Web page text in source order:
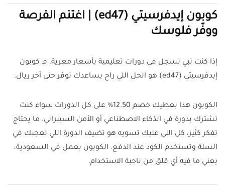
كوبون إيدفرسيتي (ed47) | اغتنم الفرصة
ووفّر فلوسك
إذا كنت تبي تسجل في دورات تعليمية بأسعار مغرية، فـ كوبون
إيدفرسيتي (ed47) هو الحل اللي راح يساعدك توفر حتى آخر ريال.
الكوبون هذا يعطيك خصم 12.50% على كل الدورات سواء كنت
تشترك بدورة في الذكاء الاصطناعي أو الأمن السيبراني. ما يحتاج
تفكر كثير، كل اللي عليك تسويه هو تضيف الدورة اللي تعجبك في
السلة وتستخدم الكود عند الدفع. الكوبون يعمل في السعودية،
يعني ما فيه أي قلق من ناحية الاستخدام.